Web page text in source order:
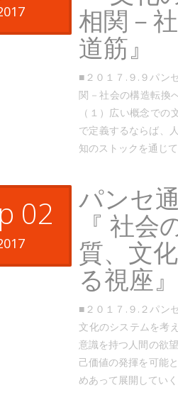
相関－
道筋』
■２０１７.９.９パン
関－社会の構造転換
（１）広い概念で
で定義するならば、
知のストックを通じ
02
パンセ
『 社
質、文
る視座』
■２０１７.９.２パン
文化のシステムを考
意識を持つ人間の欲
己価値の発揮を可能
めあって展開してい